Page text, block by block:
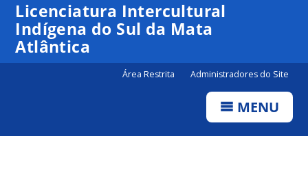
Canais
Licenciatura Intercultural
Indígena do Sul da Mata
Atlântica
Área Restrita Administradores do Site
MENU